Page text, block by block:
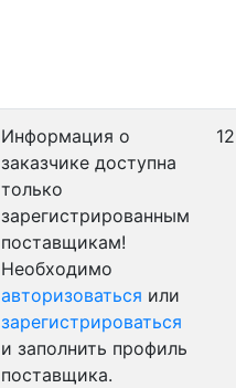
Информация о
заказчике доступна
только
зарегистрированным
поставщикам!
Необходимо
авторизоваться или
зарегистрироваться
и заполнить профиль
поставщика.